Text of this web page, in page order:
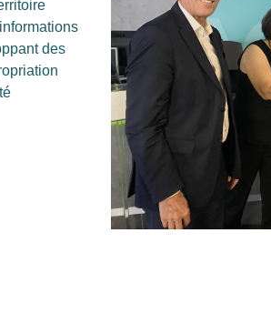
des